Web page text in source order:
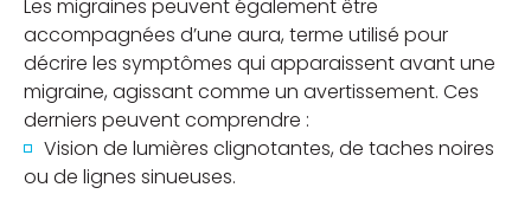
Les migraines peuvent également être
accompagnées d’une aura, terme utilisé pour
décrire les symptômes qui apparaissent avant une
migraine, agissant comme un avertissement. Ces
derniers peuvent comprendre :
Vision de lumières clignotantes, de taches noires
ou de lignes sinueuses.